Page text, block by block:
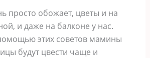
просто обожает, цветы и на
и даже на балконе у нас.
этих советов мамины
будут цвести чаще и